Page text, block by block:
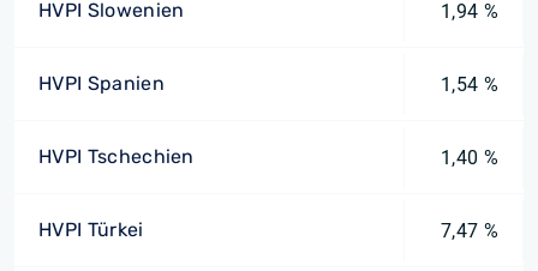
HVPI Slowenien 1,94 %
HVPI Spanien 1,54 %
HVPI Tschechien 1,40 %
HVPI Türkei 7,47 %